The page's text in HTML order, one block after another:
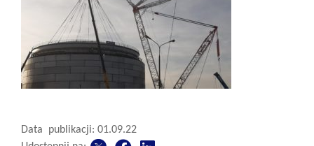
Data publikacji: 01.09.22